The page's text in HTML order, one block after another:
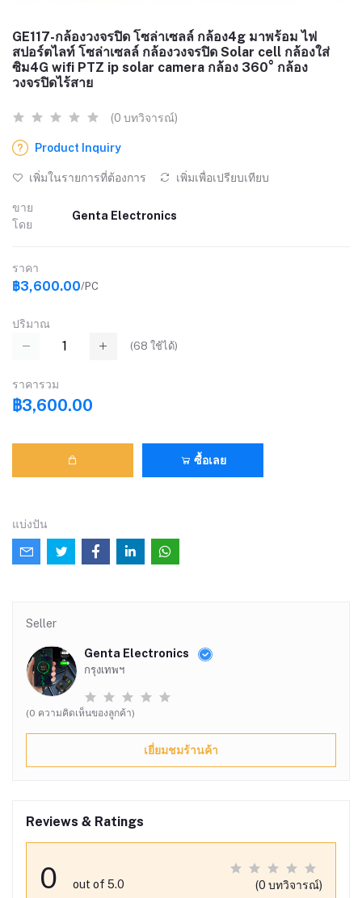
GE117-กล้องวงจรปิด โซล่าเซลล์ กล้อง4g มาพร้อม ไฟ
สปอร์ตไลท์ โซล่าเซลล์ กล้องวงจรปิด Solar cell กล้องใส่
ซิม4G wifi PTZ ip solar camera กล้อง 360° กล้อง
วงจรปิดไร้สาย
(0 บทวิจารณ์)
Product Inquiry
เพิ่มในรายการที่ต้องการ เพิ่มเพื่อเปรียบเทียบ
ขาย
โดย
Genta Electronics
ราคา
฿3,600.00/PC
ปริมาณ
(68 ใช้ได้)
ราคารวม
฿3,600.00
ซื้อเลย
แบ่งปัน
Seller
Genta Electronics
กรุงเทพฯ
(0 ความคิดเห็นของลูกค้า)
เยี่ยมชมร้านค้า
Reviews & Ratings
0 out of 5.0 (0 บทวิจารณ์)